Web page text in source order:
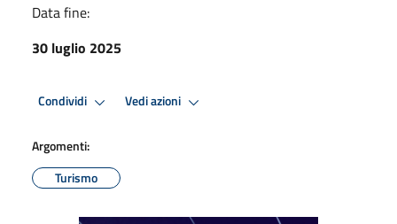
Data fine:
30 luglio 2025
Condividi Vedi azioni
Argomenti:
Turismo